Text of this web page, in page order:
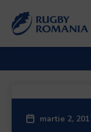
venit
cititorul
martie 2,